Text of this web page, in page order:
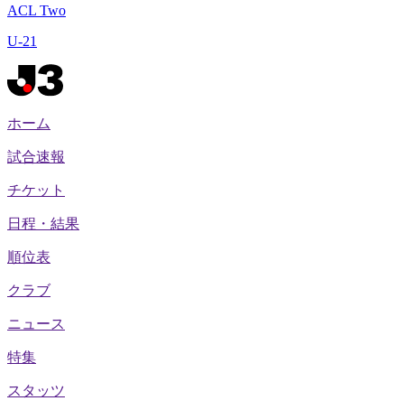
ACL Two
U-21
ホーム
試合速報
チケット
日程・結果
順位表
クラブ
ニュース
特集
スタッツ